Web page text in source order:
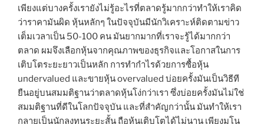
เพียงแต่บางครั้งเรายังไม่รู้อะไรที่ตลาดรู้มากกว่าทำให้เราคิด
ว่าราคามันผิด หุ้นหลักๆ ในปัจจุบันมีนักวิเคราะห์ติดตามข่าว
เต็มเวลาเป็น 50-100 คน มันยากมากที่เราจะรู้ได้มากกว่า
ตลาด ผมจึงเลือกหุ้นจากคุณภาพของธุรกิจและโอกาสในการ
เติบโตระยะยาวเป็นหลัก การทำกำไรด้วยการซื้อหุ้น
undervalued และขายหุ้น overvalued บ่อยครั้งมันเป็นวิธีที
ยืนอยู่บนสมมติฐานว่าตลาดหุ้นโง่กว่าเรา ซึ่งบ่อยครั้งมันไม่ใช่
สมมติฐานที่ดีในโลกปัจจุบัน และที่สำคัญกว่านั้น มันทำให้เรา
กลายเป็นนักลงทุนระยะสั้น ถือหุ้นเติบโตได้ไม่นาน เพียงมโน